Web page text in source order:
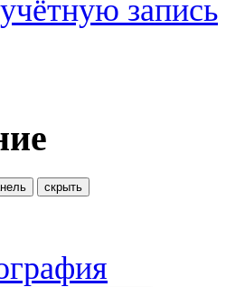
запись
скрыть